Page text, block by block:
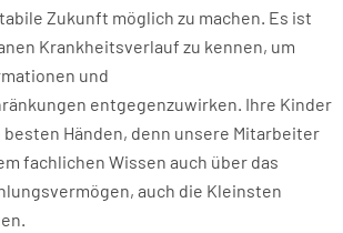
Zukunft möglich zu machen. Es ist
Krankheitsverlauf zu kennen, um
und
entgegenzuwirken. Ihre Kinder
besten Händen, denn unsere Mitarbeiter
fachlichen Wissen auch über das
auch die Kleinsten